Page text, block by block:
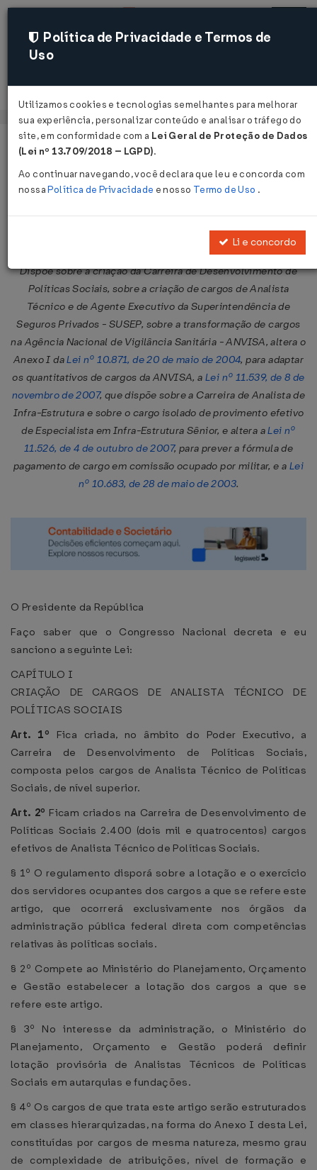
Acessar
Página Inicial Legislações
Lei Nº 12094 DE 19/11/2009
Publicado no DOU em 20 nov 2009
Dispõe sobre a criação da Carreira de Desenvolvimento de
Políticas Sociais, sobre a criação de cargos de Analista
Técnico e de Agente Executivo da Superintendência de
Seguros Privados - SUSEP, sobre a transformação de cargos
na Agência Nacional de Vigilância Sanitária - ANVISA, altera o
Anexo I daLei nº 10.871, de 20 de maio de 2004, para adaptar
os quantitativos de cargos da ANVISA, a Lei nº 11.539, de 8 de
novembro de 2007, que dispõe sobre a Carreira de Analista de
Infra-Estrutura e sobre o cargo isolado de provimento efetivo
de Especialista em Infra-Estrutura Sênior, e altera aLei nº
11.526, de 4 de outubro de 2007, para prever a fórmula de
pagamento de cargo em comissão ocupado por militar, e a Lei
nº 10.683, de 28 de maio de 2003.
O Presidente da República
Faço saber que o Congresso Nacional decreta e eu
sanciono a seguinte Lei:
CAPÍTULO I
CRIAÇÃO DE CARGOS DE ANALISTA TÉCNICO DE
POLÍTICAS SOCIAIS
Art. 1º Fica criada, no âmbito do Poder Executivo, a
Carreira de Desenvolvimento de Políticas Sociais,
composta pelos cargos de Analista Técnico de Políticas
Sociais, de nível superior.
Art. 2º Ficam criados na Carreira de Desenvolvimento de
Políticas Sociais 2.400 (dois mil e quatrocentos) cargos
efetivos de Analista Técnico de Políticas Sociais.
§ 1º O regulamento disporá sobre a lotação e o exercício
dos servidores ocupantes dos cargos a que se refere este
artigo, que ocorrerá exclusivamente nos órgãos da
administração pública federal direta com competências
relativas às políticas sociais.
§ 2º Compete ao Ministério do Planejamento, Orçamento
e Gestão estabelecer a lotação dos cargos a que se
refere este artigo.
§ 3º No interesse da administração, o Ministério do
Planejamento, Orçamento e Gestão poderá definir
lotação provisória de Analistas Técnicos de Políticas
Sociais em autarquias e fundações.
§ 4º Os cargos de que trata este artigo serão estruturados
em classes hierarquizadas, na forma do Anexo I desta Lei,
constituídas por cargos de mesma natureza, mesmo grau
de complexidade de atribuições, nível de formação e
Política de Privacidade e Termos de
Uso
Utilizamos cookies e tecnologias semelhantes para melhorar
sua experiência, personalizar conteúdo e analisar o tráfego do
site, em conformidade com a Lei Geral de Proteção de Dados
(Lei nº 13.709/2018 – LGPD).
Ao continuar navegando, você declara que leu e concorda com
nossaPolítica de Privacidade e nosso Termo de Uso .
Li e concordo